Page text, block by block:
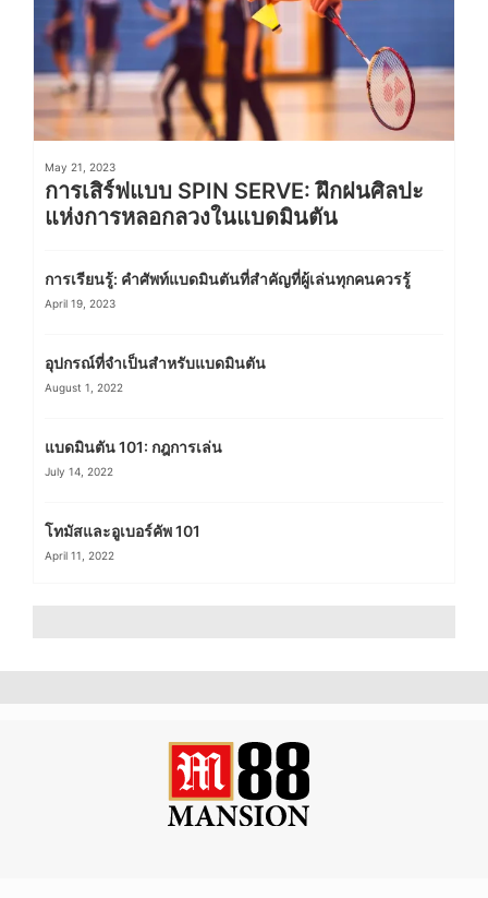
May 21, 2023
การเสิร์ฟแบบ SPIN SERVE: ฝึกฝนศิลปะ
แห่งการหลอกลวงในแบดมินตัน
การเรียนรู้: คำศัพท์แบดมินตันที่สำคัญที่ผู้เล่นทุกคนควรรู้
April 19, 2023
อุปกรณ์ที่จำเป็นสำหรับแบดมินตัน
August 1, 2022
แบดมินตัน 101: กฎการเล่น
July 14, 2022
โทมัสและอูเบอร์คัพ 101
April 11, 2022